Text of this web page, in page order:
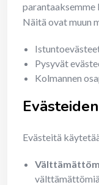
Näitä ovat muun
Pysyvät
Kolmannen
Evästeitä